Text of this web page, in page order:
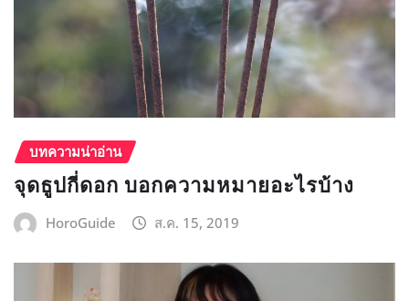
บทความน่าอ่าน
จุดธูปกี่ดอก บอกความหมายอะไรบ้าง
HoroGuide ส.ค. 15, 2019